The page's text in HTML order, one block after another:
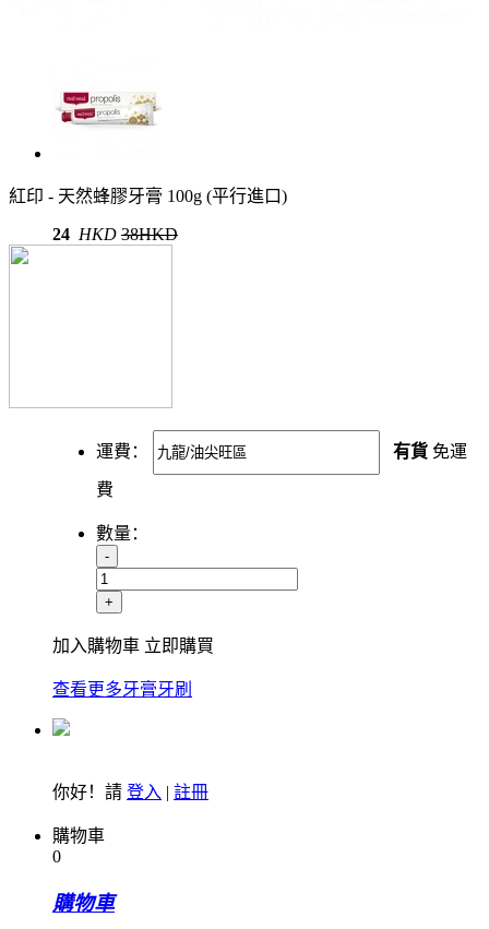
紅印 - 天然蜂膠牙膏 100g (平行進口)
24 HKD 38HKD
運費： 有貨 免運
費
數量：
-
+
加入購物車 立即購買
查看更多牙膏牙刷
你好！請 登入 | 註冊
購物車
0
購物車